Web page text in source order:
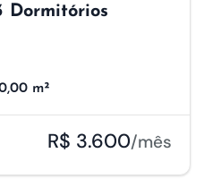
Dormitórios
m²
R$ 3.600/mês